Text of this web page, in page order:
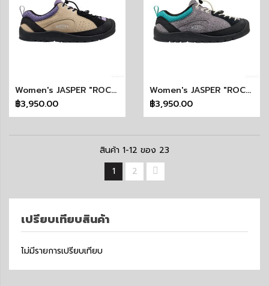
Women's JASPER "ROCKS" SP (SAFARI/PURPLE HAZE)
฿3,950.00
Women's JASPER "ROCKS" SP (STEEL GREY/BALTIC)
฿3,950.00
สินค้า 1-12 ของ 23
1
2
เปรียบเทียบสินค้า
ไม่มีรายการเปรียบเทียบ